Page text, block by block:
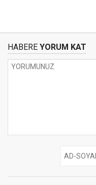
HABERE YORUM KAT